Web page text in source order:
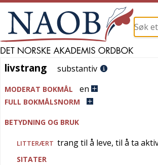
livstrang
livstrang substantiv
MODERAT BOKMÅL en
FULL BOKMÅLSNORM
BETYDNING OG BRUK
LITTERÆRT trang til å leve, til å ta
SITATER